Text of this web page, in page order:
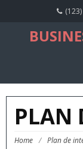
PLAN
Home / Plan de